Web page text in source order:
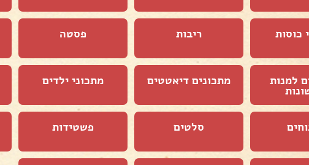
כוסות ריבות פסטה
למנות מתכונים דיאטטים מתכוני ילדים
סלטים פשטידות